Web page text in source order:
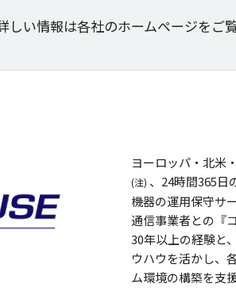
しい情報は各社のホームページをご
ヨーロッパ・北米
(注) 、24時間365日
機器の運用保守サ
通信事業者との『
30年以上の経験と
ウハウを活かし、
ム環境の構築を支